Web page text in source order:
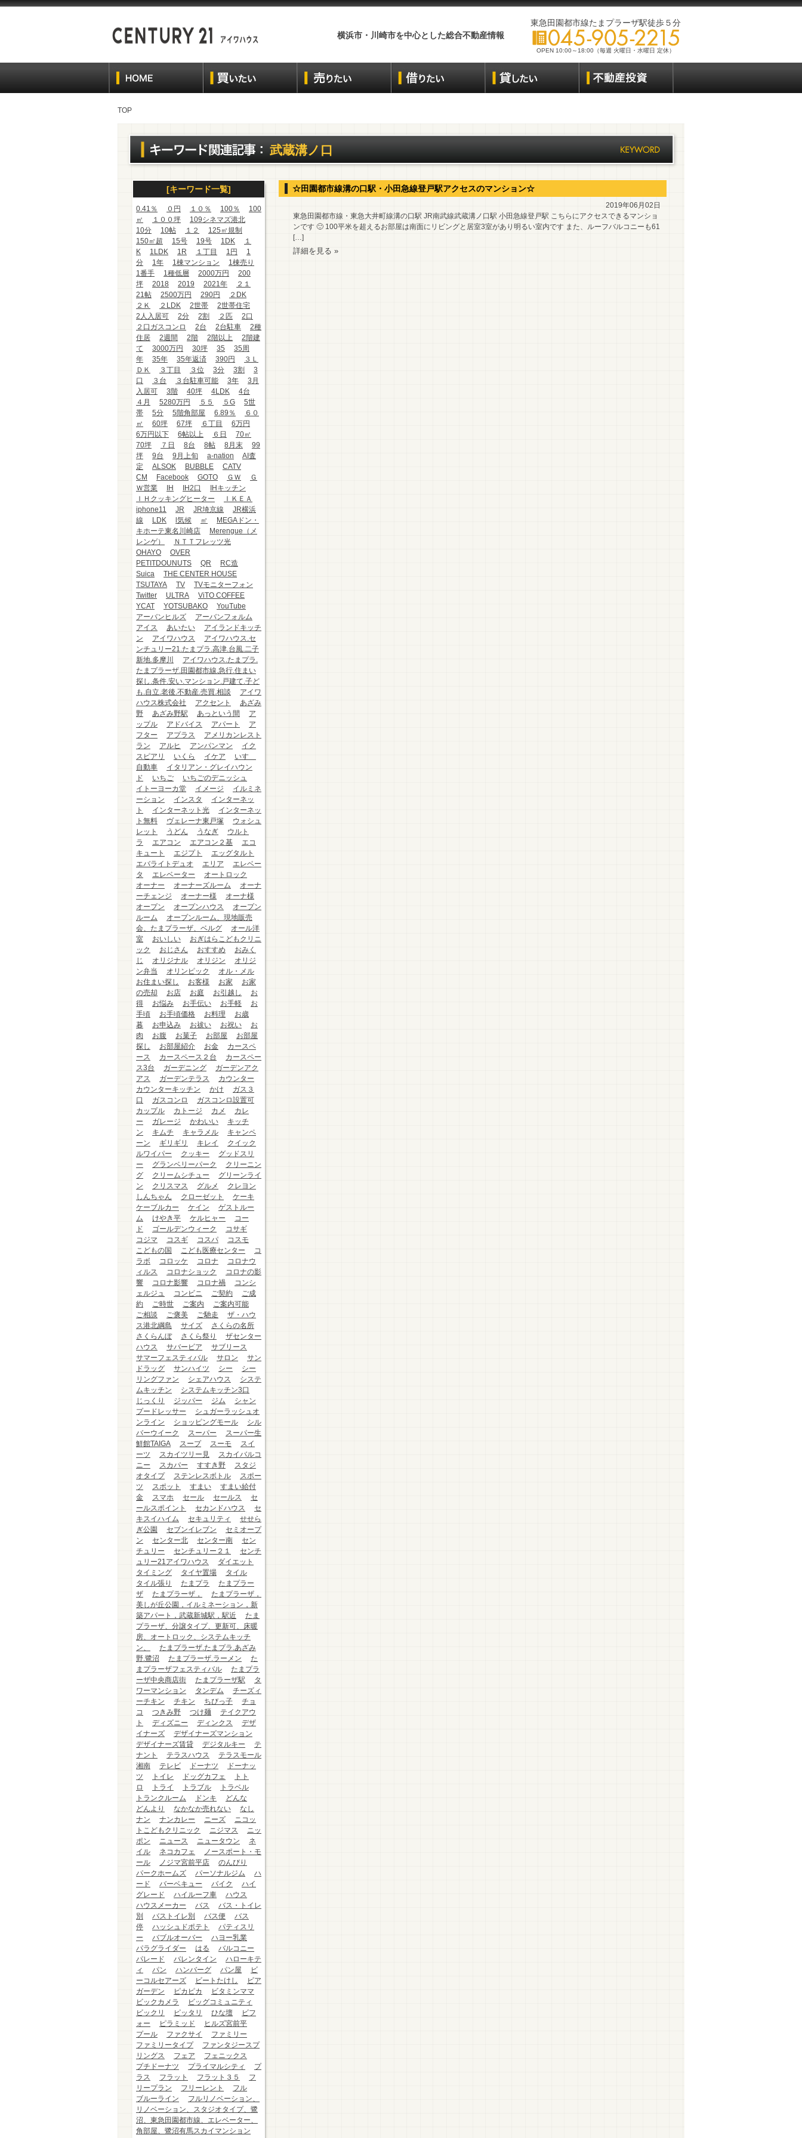
横浜市・川崎市を中心とした総合不動産情報
東急田園都市線たまプラーザ駅徒歩５分
OPEN 10:00～18:00（毎週 火曜日・水曜日 定休）
TOP
武蔵溝ノ口
[キーワード一覧]
0.41％ ０円 １０％ 100％
100
㎡
１００坪
109シネマズ港北
10分
10帖 １２
125㎡規制
150㎡超
15号 19号 1DK
１
K
1LDK 1R １丁目 1円
1
分
1年 1棟マンション
1棟売り
1番手
1種低層 2000万円
200
坪
2018 2019 2021年
２１
21帖
2500万円 290円
２DK
２Ｋ
２LDK 2世帯
2世帯住宅
2人入居可
2分 2割 ２匹
2口
２口ガスコンロ
2台 2台駐車
2種
住居
2週間 2階 2階以上
2階建
て
3000万円 30坪 35
35周
年
35年 35年返済 390円
３Ｌ
ＤＫ
３丁目 ３位 3分 3割
3
口
３台 ３台駐車可能 3年
3月
入居可
3階 40坪 4LDK
4台
４月
5280万円 ５５ ５G
5世
帯
5分 5階角部屋 6.89％
６０
㎡
60坪 67坪 ６丁目
6万円
6万円以下
6帖以上 ６日
70㎡
70坪
７日 8台 8帖 8月末
99
坪
9台 9月上旬 a-nation
AI査
定
ALSOK BUBBLE
CATV
CM
Facebook GOTO ＧＷ
Ｇ
Ｗ営業
IH IH2口
IHキッチン
ＩＨクッキングヒーター
ＩＫＥＡ
iphone11
JR JR埼京線
JR横浜
線
LDK l気候 ㎡
MEGAドン・
キホーテ東名川崎店
Merengue（メ
レンゲ）
ＮＴＴフレッツ光
OHAYO
OVER
PETITDOUNUTS
QR
RC造
Suica
THE CENTER HOUSE
TSUTAYA
TV
TVモニターフォン
Twitter
ULTRA
ViTO COFFEE
YCAT
YOTSUBAKO
YouTube
アーバンヒルズ
アーバンフォルム
アイス
あいたい
アイランドキッチ
ン
アイワハウス
アイワハウス.セ
ンチュリー21.たまプラ.高津.台風.二子
新地.多摩川
アイワハウス.たまプラ.
たまプラーザ.田園都市線.急行.住まい
探し.条件.安い.マンション.戸建て.子ど
も.自立.老後.不動産.売買.相談
アイワ
ハウス株式会社
アクセント
あざみ
野
あざみ野駅 あっという間
ア
ップル
アドバイス アパート
ア
フター
アプラス
アメリカンレスト
ラン
アルヒ アンパンマン
イク
スピアリ
いくら イケア
いすゞ
自動車
イタリアン・グレイハウン
ド
いちご
いちごのデニッシュ
イトーヨーカ堂
イメージ
イルミネ
ーション
インスタ
インターネッ
ト
インターネット光
インターネッ
ト無料
ヴェレーナ東戸塚
ウォシュ
レット
うどん うなぎ
ウルト
ラ
エアコン エアコン２基
エコ
キュート
エジプト
エッグタルト
エバライトデュオ
エリア
エレベー
タ
エレベーター
オートロック
オーナー
オーナーズルーム
オーナ
ーチェンジ
オーナー様
オーナ様
オープン
オープンハウス
オープン
ルーム
オープンルーム、現地販売
会、たまプラーザ、ベルグ
オール洋
室
おいしい
おぎはらこどもクリニ
ック
おじさん おすすめ
おみく
じ
オリジナル オリジン
オリジ
ン弁当
オリンピック
オル・メル
お住まい探し
お客様 お家
お家
の売却
お店 お庭 お引越し
お
得
お悩み お手伝い お手軽
お
手頃
お手頃価格 お料理
お歳
暮
お申込み お祓い お祝い
お
肉
お腹 お菓子 お部屋
お部屋
探し
お部屋紹介 お金
カースペ
ース
カースペース２台
カースペー
ス3台
ガーデニング
ガーデンアク
アス
ガーデンテラス
カウンター
カウンターキッチン
かけ
ガス３
口
ガスコンロ
ガスコンロ設置可
カップル
カトージ カメ
カレ
ー
ガレージ かわいい
キッチ
ン
キムチ キャラメル
キャンペ
ーン
ギリギリ キレイ
クイック
ルワイパー
クッキー
グッドスリ
ー
グランベリーパーク
クリーニン
グ
クリームシチュー
グリーンライ
ン
クリスマス グルメ
クレヨン
しんちゃん
クローゼット
ケーキ
ケーブルカー
ケイン
ゲストルー
ム
けやき平 ケルヒャー
コー
ド
ゴールデンウィーク
コサギ
コジマ
コスギ コスパ
コスモ
こどもの国
こども医療センター
コ
ラボ
コロッケ コロナ
コロナウ
ィルス
コロナショック
コロナの影
響
コロナ影響 コロナ禍
コンシ
ェルジュ
コンビニ ご契約
ご成
約
ご時世 ご案内
ご案内可能
ご相談
ご褒美 ご馳走
ザ・ハウ
ス港北綱島
サイズ
さくらの名所
さくらんぼ
さくら祭り
ザセンター
ハウス
サバービア
サブリース
サマーフェスティバル
サロン
サン
ドラッグ
サンハイツ シー
シー
リングファン
シェアハウス
システ
ムキッチン
システムキッチン3口
じっくり
ジッパー ジム
シャン
プードレッサー
シュガーラッシュオ
ンライン
ショッピングモール
シル
バーウイーク
スーパー
スーパー生
鮮館TAIGA
スープ スーモ
スイ
ーツ
スカイツリー見
スカイバルコ
ニー
スカパー すすき野
スタジ
オタイプ
ステンレスボトル
スポー
ツ
スポット すまい
すまい給付
金
スマホ セール セールス
セ
ールスポイント
セカンドハウス
セ
キスイハイム
セキュリティ
せせら
ぎ公園
セブンイレブン
セミオープ
ン
センター北 センター南
セン
チュリー
センチュリー２１
センチ
ュリー21アイワハウス
ダイエット
タイミング
タイヤ置場
タイル
タイル張り
たまプラ
たまプラー
ザ
たまプラーザ，
たまプラーザ，
美しが丘公園，イルミネーション，新
築アパート，武蔵新城駅，駅近
たま
プラーザ、分譲タイプ、更新可、床暖
房、オートロック、システムキッチ
ン、
たまプラーザ.たまプラ.あざみ
野.鷺沼
たまプラーザ.ラーメン
た
まプラーザフェスティバル
たまプラ
ーザ中央商店街
たまプラーザ駅
タ
ワーマンション
タンデム
チーズィ
ーチキン
チキン ちびっ子
チョ
コ
つきみ野 つけ麺
テイクアウ
ト
ディズニー ディンクス
デザ
イナーズ
デザイナーズマンション
デザイナーズ賃貸
デジタルキー
テ
ナント
テラスハウス
テラスモール
湘南
テレビ ドーナツ
ドーナッ
ツ
トイレ ドッグカフェ
トト
ロ
トライ トラブル
トラベル
トランクルーム
ドンキ
どんな
どんより
なかなか売れない
なし
ナン
ナンカレー ニーズ
ニコッ
トこどもクリニック
ニジマス
ニッ
ポン
ニュース ニュータウン
ネ
イル
ネコカフェ
ノースポート・モ
ール
ノジマ宮前平店
のんびり
パークホームズ
パーソナルジム
ハ
ード
バーベキュー バイク
ハイ
グレード
ハイルーフ車
ハウス
ハウスメーカー
バス
バス・トイレ
別
バストイレ別 バス便
バス
停
ハッシュドポテト
パティスリ
ー
バブルオーバー
ハヨー乳業
パラグライダー
はる
バルコニー
パレード
バレンタイン
ハローキテ
ィ
パン ハンバーグ パン屋
ビ
ーコルセアーズ
ビートたけし
ビア
ガーデン
ピカピカ
ビタミンママ
ビックカメラ
ビッグコミュニティ
ビックリ
ピッタリ ひな壇
ビフ
ォー
ピラミッド
ヒルズ宮前平
プール
ファクサイ
ファミリー
ファミリータイプ
ファンタジースプ
リングス
フェア
フェニックス
プチドーナツ
プライマルシティ
プ
ラス
フラット フラット３５
フ
リープラン
フリーレント
フル
ブルーライン
フルリノベーション、
リノベーション、スタジオタイプ、鷺
沼、東急田園都市線、エレベーター、
角部屋、鷺沼有馬スカイマンション
☆田園都市線溝の口駅・小田急線登戸駅アクセスのマンション☆
2019年06月02日
東急田園都市線・東急大井町線溝の口駅 JR南武線武蔵溝ノ口駅 小田急線登戸駅 こちらにアクセスできるマンショ
ンです 🙂 100平米を超えるお部屋は南面にリビングと居室3室があり明るい室内です また、ルーフバルコニーも61
[…]
詳細を見る »